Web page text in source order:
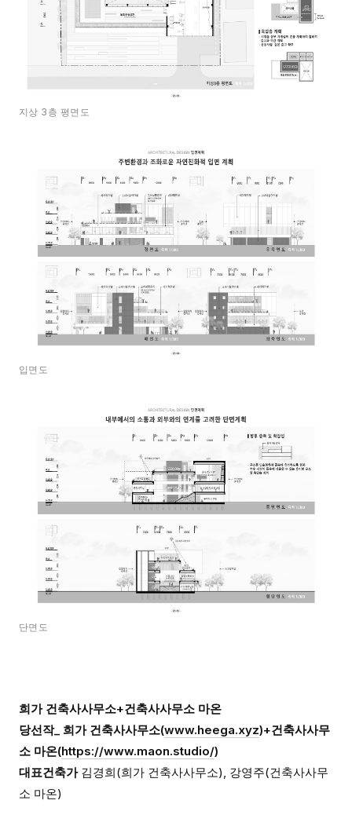
지상 3층 평면도
입면도
단면도
희가 건축사사무소+건축사사무소 마온
당선작_ 희가 건축사사무소(www.heega.xyz)+건축사사무
소 마온(https://www.maon.studio/)
대표건축가김경희(희가 건축사사무소), 강영주(건축사사무
소 마온)